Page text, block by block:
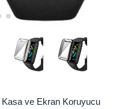
ve Ekran Koruyucu